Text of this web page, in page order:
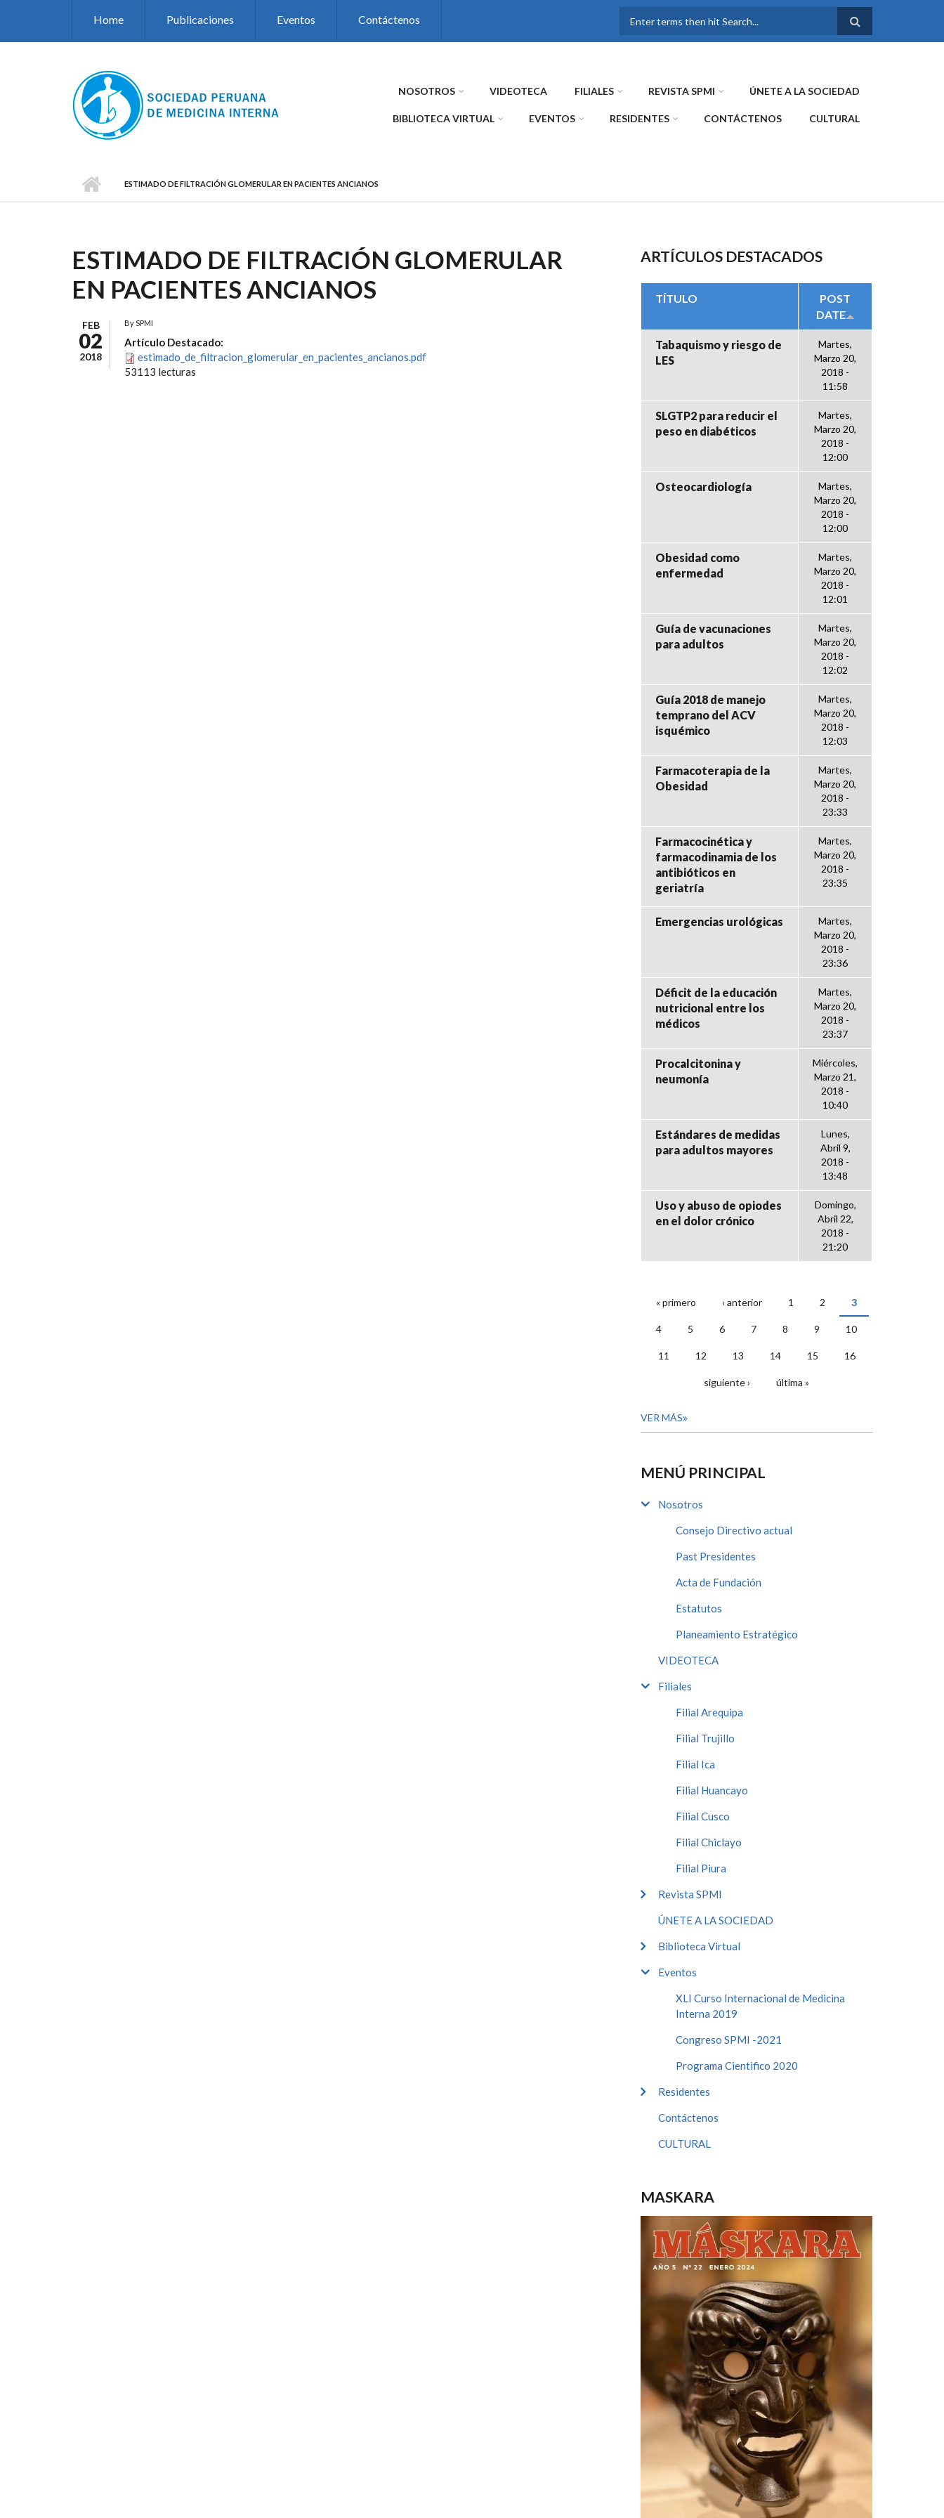
Home Publicaciones Eventos Contáctenos
FORMULARIO DE
NOSOTROS VIDEOTECA FILIALES REVISTA SPMI ÚNETE A LA SOCIEDAD
BIBLIOTECA VIRTUAL EVENTOS RESIDENTES CONTÁCTENOS CULTURAL
ESTIMADO DE FILTRACIÓN GLOMERULAR EN PACIENTES ANCIANOS
ESTIMADO DE FILTRACIÓN GLOMERULAR
EN PACIENTES ANCIANOS
FEB
02
2018
BySPMI
Artículo Destacado:
estimado_de_filtracion_glomerular_en_pacientes_ancianos.pdf
53113 lecturas
ARTÍCULOS DESTACADOS
TÍTULO
POST
DATE
Tabaquismo y riesgo de
LES
Martes,
Marzo 20,
2018 -
11:58
SLGTP2 para reducir el
peso en diabéticos
Martes,
Marzo 20,
2018 -
12:00
Osteocardiología
Martes,
Marzo 20,
2018 -
12:00
Obesidad como
enfermedad
Martes,
Marzo 20,
2018 -
12:01
Guía de vacunaciones
para adultos
Martes,
Marzo 20,
2018 -
12:02
Guía 2018 de manejo
temprano del ACV
isquémico
Martes,
Marzo 20,
2018 -
12:03
Farmacoterapia de la
Obesidad
Martes,
Marzo 20,
2018 -
23:33
Farmacocinética y
farmacodinamia de los
antibióticos en
geriatría
Martes,
Marzo 20,
2018 -
23:35
Emergencias urológicas
Martes,
Marzo 20,
2018 -
23:36
Déficit de la educación
nutricional entre los
médicos
Martes,
Marzo 20,
2018 -
23:37
Procalcitonina y
neumonía
Miércoles,
Marzo 21,
2018 -
10:40
Estándares de medidas
para adultos mayores
Lunes,
Abril 9,
2018 -
13:48
Uso y abuso de opiodes
en el dolor crónico
Domingo,
Abril 22,
2018 -
21:20
PÁGINAS
« primero ‹ anterior 1 2 3
4 5 6 7 8 9 10
11 12 13 14 15 16
siguiente › última »
VER MÁS
MENÚ PRINCIPAL
Nosotros
Consejo Directivo actual
Past Presidentes
Acta de Fundación
Estatutos
Planeamiento Estratégico
VIDEOTECA
Filiales
Filial Arequipa
Filial Trujillo
Filial Ica
Filial Huancayo
Filial Cusco
Filial Chiclayo
Filial Piura
Revista SPMI
ÚNETE A LA SOCIEDAD
Biblioteca Virtual
Eventos
XLI Curso Internacional de Medicina
Interna 2019
Congreso SPMI -2021
Programa Cientifico 2020
Residentes
Contáctenos
CULTURAL
MASKARA